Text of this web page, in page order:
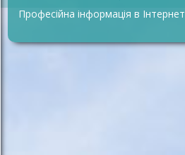
Професійна інформація в Інтернет